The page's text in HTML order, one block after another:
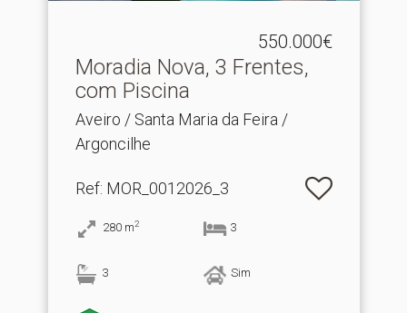
550.000€
Moradia Nova, 3 Frentes,
com Piscina
Aveiro / Santa Maria da Feira /
Argoncilhe
Ref: MOR_0012026_3
280 m2 3
3 Sim